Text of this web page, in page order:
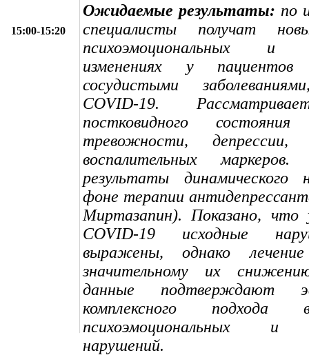
15:00-15:20
Ожидаемые результаты: по
специалисты получат
психоэмоциональных и
изменениях у
сосудистыми
COVID-19.
постковидного
тревожности,
воспалительных маркеров.
результаты динамического
фоне терапии
Миртазапин). Показано, что
COVID-19 исходные
выражены, однако
значительному их
данные подтверждают
комплексного подхода
психоэмоциональных и
нарушений.